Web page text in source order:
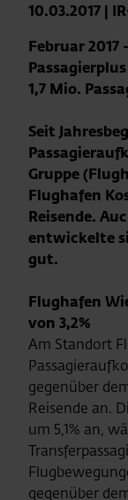
10.03.2017 |
Februar 2017
1,7 Mio.
Seit
Gruppe
Flughafen
Reisende.
entwickelte
gut.
Flughafen
von 3,2%
Am Standort
gegenüber
Reisende an.
um 5,1% an,
gegenüber